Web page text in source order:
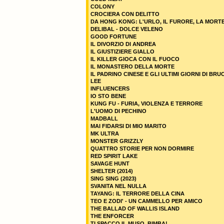
COLONY
CROCIERA CON DELITTO
DA HONG KONG: L'URLO, IL FURORE, LA
DELIBAL - DOLCE VELENO
GOOD FORTUNE
IL DIVORZIO DI ANDREA
IL GIUSTIZIERE GIALLO
IL KILLER GIOCA CON IL FUOCO
IL MONASTERO DELLA MORTE
IL PADRINO CINESE E GLI ULTIMI GIORNI DI
LEE
INFLUENCERS
IO STO BENE
KUNG FU - FURIA, VIOLENZA E TERRORE
L'UOMO DI PECHINO
MADBALL
MAI FIDARSI DI MIO MARITO
MK ULTRA
MONSTER GRIZZLY
QUATTRO STORIE PER NON DORMIRE
RED SPIRIT LAKE
SAVAGE HUNT
SHELTER (2014)
SING SING (2023)
SVANITA NEL NULLA
TAYANG: IL TERRORE DELLA CINA
TEO E ZODI' - UN CAMMELLO PER AMICO
THE BALLAD OF WALLIS ISLAND
THE ENFORCER